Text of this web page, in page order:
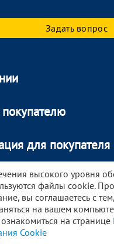
Задать вопрос
для покупателя
ПРИЛОЖЕНИЕ
Антон. Информация на сайте не является
при оформлении заказа через
высокого уровня
файлы cookie.
вы соглашаетесь с
на вашем
на странице
Cookie